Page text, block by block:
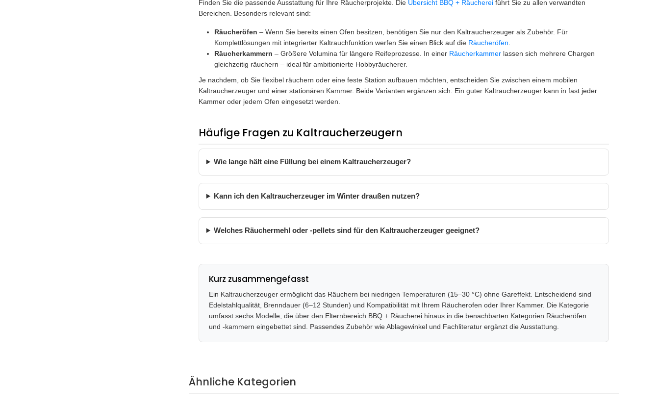
Finden Sie die passende Ausstattung für Ihre Räucherprojekte. Die Übersicht BBQ + Räuchereiführt Sie zu allen verwandten
Bereichen. Besonders relevant sind:
Räucheröfen – Wenn Sie bereits einen Ofen besitzen, benötigen Sie nur den Kaltraucherzeuger als Zubehör. Für
Komplettlösungen mit integrierter Kaltrauchfunktion werfen Sie einen Blick auf die Räucheröfen
Räucherkammern – Größere Volumina für längere Reifeprozesse. In einer Räucherkammerlassen sich mehrere Chargen
gleichzeitig räuchern – ideal für ambitionierte Hobbyräucherer.
Je nachdem, ob Sie flexibel räuchern oder eine feste Station aufbauen möchten, entscheiden Sie zwischen einem mobilen
Kaltraucherzeuger und einer stationären Kammer. Beide Varianten ergänzen sich: Ein guter Kaltraucherzeuger kann in fast jeder
Kammer oder jedem Ofen eingesetzt werden.
Häufige Fragen zu Kaltraucherzeugern
Wie lange hält eine Füllung bei einem Kaltraucherzeuger?
Kann ich den Kaltraucherzeuger im Winter draußen nutzen?
Welches Räuchermehl oder -pellets sind für den Kaltraucherzeuger geeignet?
Kurz zusammengefasst
Ein Kaltraucherzeuger ermöglicht das Räuchern bei niedrigen Temperaturen (15–30 °C) ohne Gareffekt. Entscheidend sind
Edelstahlqualität, Brenndauer (6–12 Stunden) und Kompatibilität mit Ihrem Räucherofen oder Ihrer Kammer. Die Kategorie
umfasst sechs Modelle, die über den Elternbereich BBQ + Räucherei hinaus in die benachbarten Kategorien Räucheröfen
und -kammern eingebettet sind. Passendes Zubehör wie Ablagewinkel und Fachliteratur ergänzt die Ausstattung.
Ähnliche Kategorien